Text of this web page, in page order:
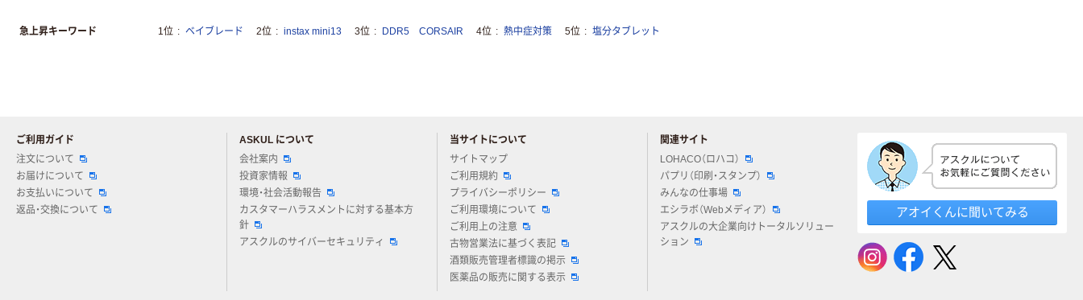
急上昇キーワード 1位 ベイブレード 2位 instax mini13 3位 DDR5 CORSAIR 4位 熱中症対策 5位 塩分タブレット
ご利用ガイド
注文について
お届けについて
お支払いについて
返品・交換について
ASKUL について
会社案内
投資家情報
環境・社会活動報告
カスタマーハラスメントに対する基本方
針
アスクルのサイバーセキュリティ
当サイトについて
サイトマップ
ご利用規約
プライバシーポリシー
ご利用環境について
ご利用上の注意
古物営業法に基づく表記
酒類販売管理者標識の掲示
医薬品の販売に関する表示
関連サイト
LOHACO（ロハコ）
パプリ（印刷・スタンプ）
みんなの仕事場
エシラボ（Webメディア）
アスクルの大企業向けトータルソリュー
ション
アオイくんに聞いてみる